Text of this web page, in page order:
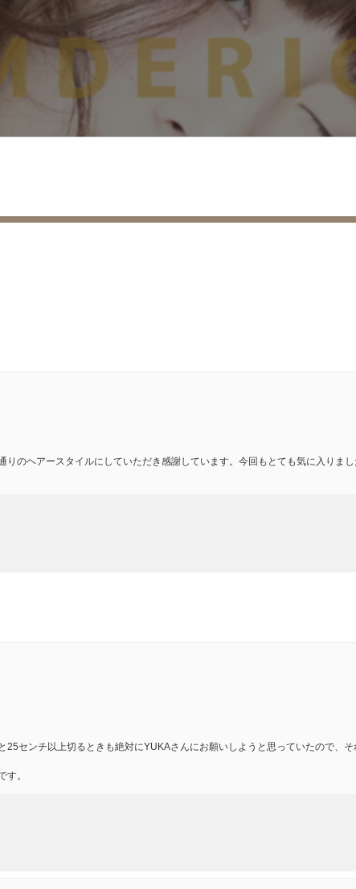
のヘアースタイルにしていただき感謝しています。今回もとても気に入りまし
センチ以上切るときも絶対にYUKAさんにお願いしようと思っていたので、
す。